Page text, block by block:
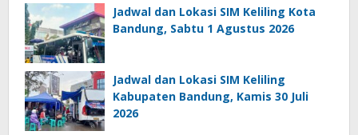
Jadwal dan Lokasi SIM Keliling Kota
Bandung, Sabtu 1 Agustus 2026
Jadwal dan Lokasi SIM Keliling
Kabupaten Bandung, Kamis 30 Juli
2026